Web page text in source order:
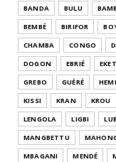
BANDA
BULU
BEMBÉ
BIRIFOR
CHAMBA
CONGO
DOGON
EBRIÉ EKET
GREBO
GUÉRÉ
KISSI
KRAN KROU
LENGOLA
LIGBI
MANGBETTU
MBAGANI
MENDÉ